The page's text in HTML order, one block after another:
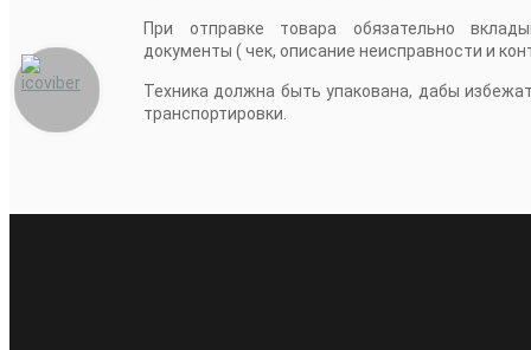
При отправке товара обязательно
документы ( чек, описание неисправности и
Техника должна быть упакована, дабы
транспортировки.